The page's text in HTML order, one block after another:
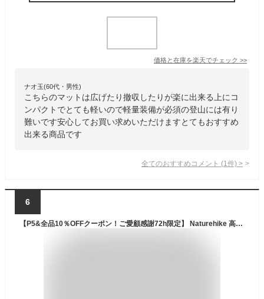
価格と在庫を楽天でチェック >>
ナオ玉(60代・男性)
こちらのマットは広げたり撤収したりが楽に出来る上にコ
ンパクトでとても軽いので軽量装備が必須の登山には有り
難いです安心してお買い求めいただけますとてもおすすめ
出来る商品です
全てのおすすめコメント (1 件) >
6
【P5&全品10％OFFクーポン！ご愛顧感謝72h限定】 Naturehike 高R値 エアーマット R3.2/R3.5 1人用/2人用 アウトドア -5°C使用可能 厚手 7cm 超軽量 連接可能 コンパクト キャンプ 登山 インフレーターマット 車中泊 テント泊 防水 防災 収納袋付き マミー型 長方形